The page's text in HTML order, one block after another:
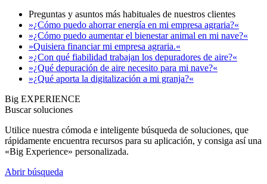
Preguntas y asuntos más habituales de nuestros clientes
»¿Cómo puedo ahorrar energía en mi empresa agraria?«
»¿Cómo puedo aumentar el bienestar animal en mi nave?«
»Quisiera financiar mi empresa agraria.«
»¿Con qué fiabilidad trabajan los depuradores de aire?«
»¿Qué depuración de aire necesito para mi nave?«
»¿Qué aporta la digitalización a mi granja?«
Big EXPERIENCE
Buscar soluciones
Utilice nuestra cómoda e inteligente búsqueda de soluciones, que
rápidamente encuentra recursos para su aplicación, y consiga así una
«Big Experience» personalizada.
Abrir búsqueda